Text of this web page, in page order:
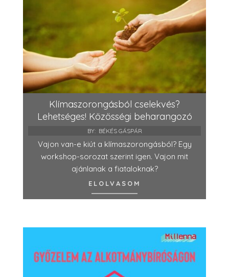
Klímaszorongásból cselekvés?
Lehetséges! Közösségi beharangozó
BY: BÉKÉS GÁSPÁR
Vajon van-e kiút a klímaszorongásból? Egy
workshop-sorozat szerint igen. Vajon mit
ajánlanak a fiataloknak?
ELOLVASOM